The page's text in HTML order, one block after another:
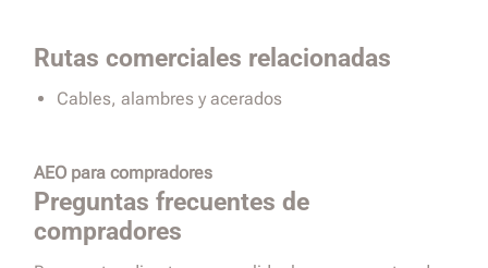
Rutas comerciales relacionadas
Cables, alambres y acerados
AEO para compradores
Preguntas frecuentes de
compradores